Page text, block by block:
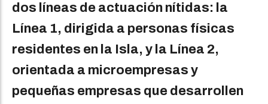
dos líneas de actuación nítidas: la
Línea 1, dirigida a personas físicas
residentes en la Isla, y la Línea 2,
orientada a microempresas y
pequeñas empresas que desarrollen